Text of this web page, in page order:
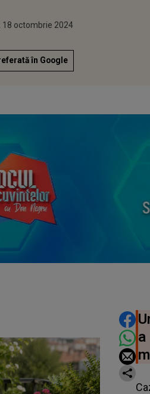
18 octombrie 2023
18 octombrie 2024
în Google